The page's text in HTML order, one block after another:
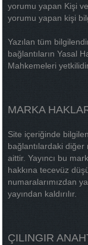
yorumu yapan Kişi
yorumu yapan kişi
Yazılan tüm
bağlantıların Yasal
Mahkemeleri
MARKA
Site içeriğinde
bağlantılardaki
aittir. Yayıncı bu
hakkına tecevüz
numaralarımızdan
yayından kaldırılır.
ÇILINGIR